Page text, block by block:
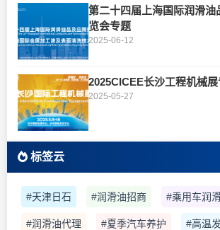
第二十四届上海国际润滑油
览会专题
2025-06-12
2025CICEE长沙工程机械
2025-05-27
标签云
#天津日石 #润滑油招商 #乘用车润
#润滑油代理 #夏季汽车养护 #高温